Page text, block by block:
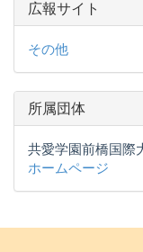
広報サイト
その他
所属団体
共愛学園前橋国際
ホームページ